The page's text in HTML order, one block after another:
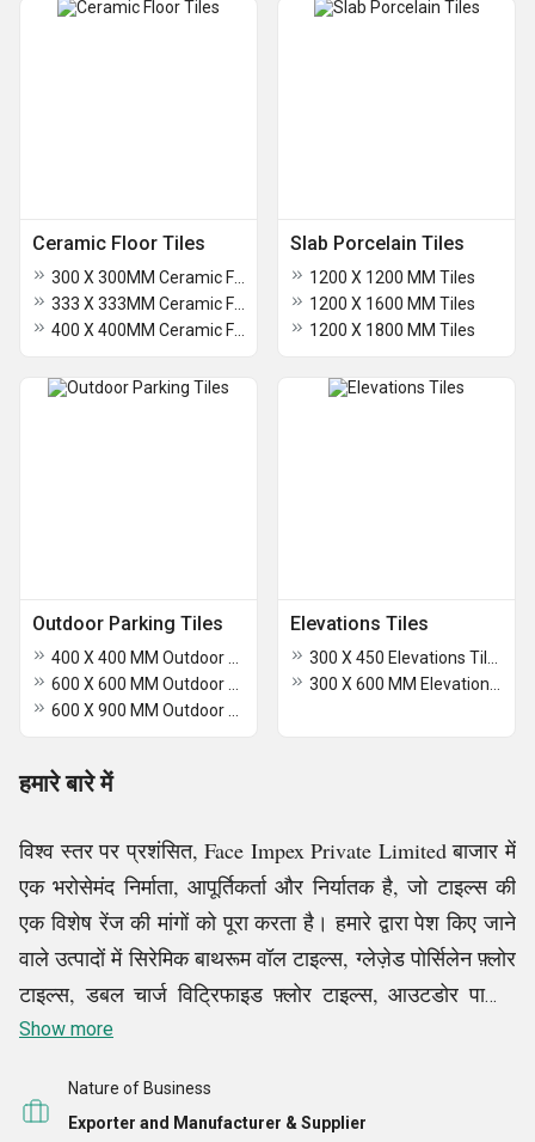
Ceramic Floor Tiles Slab Porcelain Tiles
1200 X 1200 MM Tiles
1200 X 1600 MM Tiles
1200 X 1800 MM Tiles
Outdoor Parking Tiles Elevations Tiles
हमारे बारे में
विश्व स्तर पर प्रशंसित, Face Impex Private Limited बाजार में
एक भरोसेमंद निर्माता, आपूर्तिकर्ता और निर्यातक है, जो टाइल्स की
एक विशेष रेंज की मांगों को पूरा करता है। हमारे द्वारा पेश किए जाने
वाले उत्पादों में सिरेमिक बाथरूम वॉल टाइल्स, ग्लेज़ेड पोर्सिलेन फ़्लोर
टाइल्स, डबल चार्ज विट्रिफाइड फ़्लोर टाइल्स, आउटडोर पार्किंग
फ़्लोर टाइल्स, स्लैब टाइल्स और अन्य किस्में शामिल हैं। पेशेवरों की
अपने ग्राहकों की अपेक्षाओं को पार करते हुए उनकी मांगों को पूरा
Show more
Nature of Business
Exporter and Manufacturer & Supplier